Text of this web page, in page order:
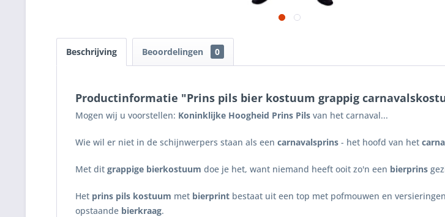
Beschrijving Beoordelingen 0
Productinformatie "Prins pils bier kostuum grappig
Mogen wij u voorstellen: Koninklijke Hoogheid Prins Pils van het carnaval...
Wie wil er niet in de schijnwerpers staan als een carnavalsprins - het hoofd van het
Met dit grappige bierkostuum doe je het, want niemand heeft ooit zo'n een bierprins
Het prins pils kostuum met bierprint bestaat uit een top met pofmouwen en
opstaande bierkraag.